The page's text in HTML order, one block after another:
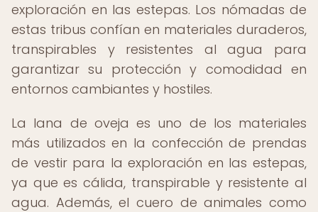
exploración en las estepas. Los nómadas de
estas tribus confían en materiales duraderos,
transpirables y resistentes al agua para
garantizar su protección y comodidad en
entornos cambiantes y hostiles.
La lana de oveja es uno de los materiales
más utilizados en la confección de prendas
de vestir para la exploración en las estepas,
ya que es cálida, transpirable y resistente al
agua. Además, el cuero de animales como